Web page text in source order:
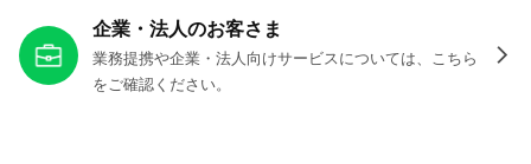
企業・法人のお客さま
業務提携や企業・法人向けサービスについては、こちら
をご確認ください。